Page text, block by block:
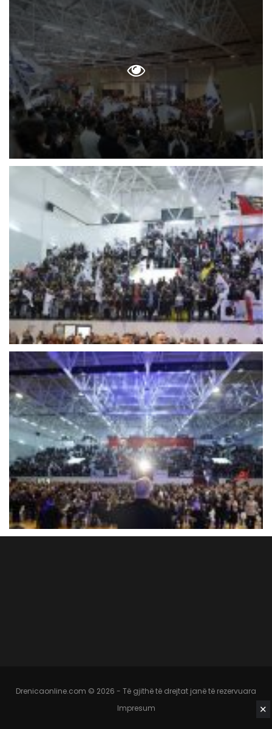
Drenicaonline.com © 2026 - Të gjithë të drejtat janë të rezervuara
Impresum
✕